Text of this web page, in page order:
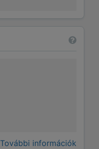
További információk